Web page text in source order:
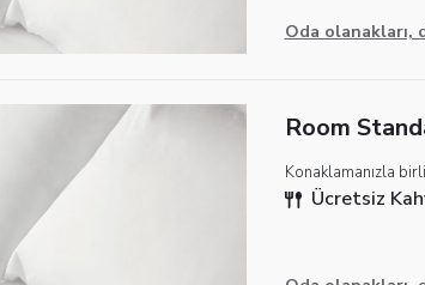
Oda olanakları,
Room
Konaklamanızla
Ücretsiz